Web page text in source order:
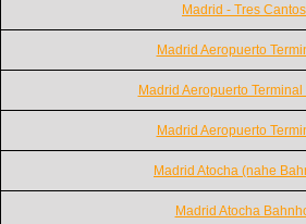
Madrid - Tres Cantos
Madrid Aeropuerto
Madrid Aeropuerto Terminal
Madrid Aeropuerto
Madrid Atocha (nahe
Madrid Atocha